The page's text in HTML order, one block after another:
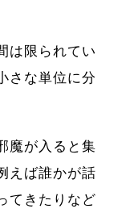
は限られてい
さな単位に分
魔が入ると集
えば誰かが話
てきたりなど